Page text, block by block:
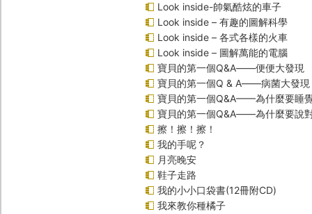
Look inside-帥氣酷炫的車子
Look inside – 有趣的圖解科學
Look inside – 各式各樣的火車
Look inside – 圖解萬能的電腦
寶貝的第一個Q&A――便便大發現
寶貝的第一個Q & A――病菌大發現
寶貝的第一個Q&A——為什麼要睡
寶貝的第一個Q&A――為什麼要說
擦！擦！擦！
我的手呢？
月亮晚安
鞋子走路
我的小小口袋書(12冊附CD)
我來教你種橘子